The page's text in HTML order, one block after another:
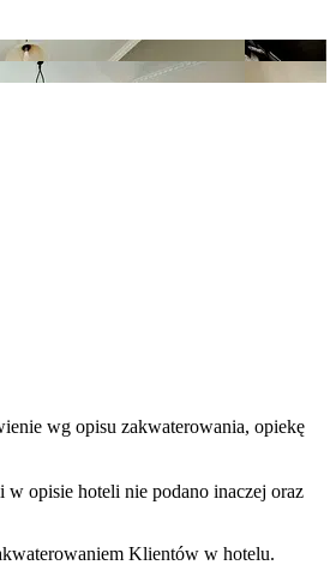
wg opisu zakwaterowania, opiekę
opisie hoteli nie podano inaczej oraz
Klientów w hotelu.